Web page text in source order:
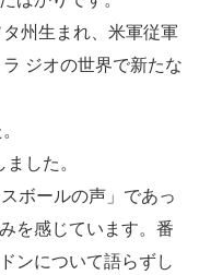
州生まれ、米軍従軍
ジオの世界で新たな
した。
ボールの声」であっ
を感じています。番
ンについて語らずし